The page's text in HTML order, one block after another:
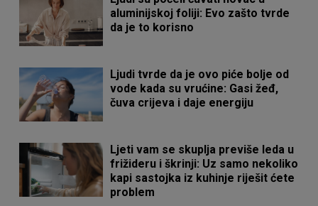
aluminijskoj foliji: Evo zašto tvrde
da je to korisno
Ljudi tvrde da je ovo piće bolje od
vode kada su vrućine: Gasi žeđ,
čuva crijeva i daje energiju
Ljeti vam se skuplja previše leda u
frižideru i škrinji: Uz samo nekoliko
kapi sastojka iz kuhinje riješit ćete
problem